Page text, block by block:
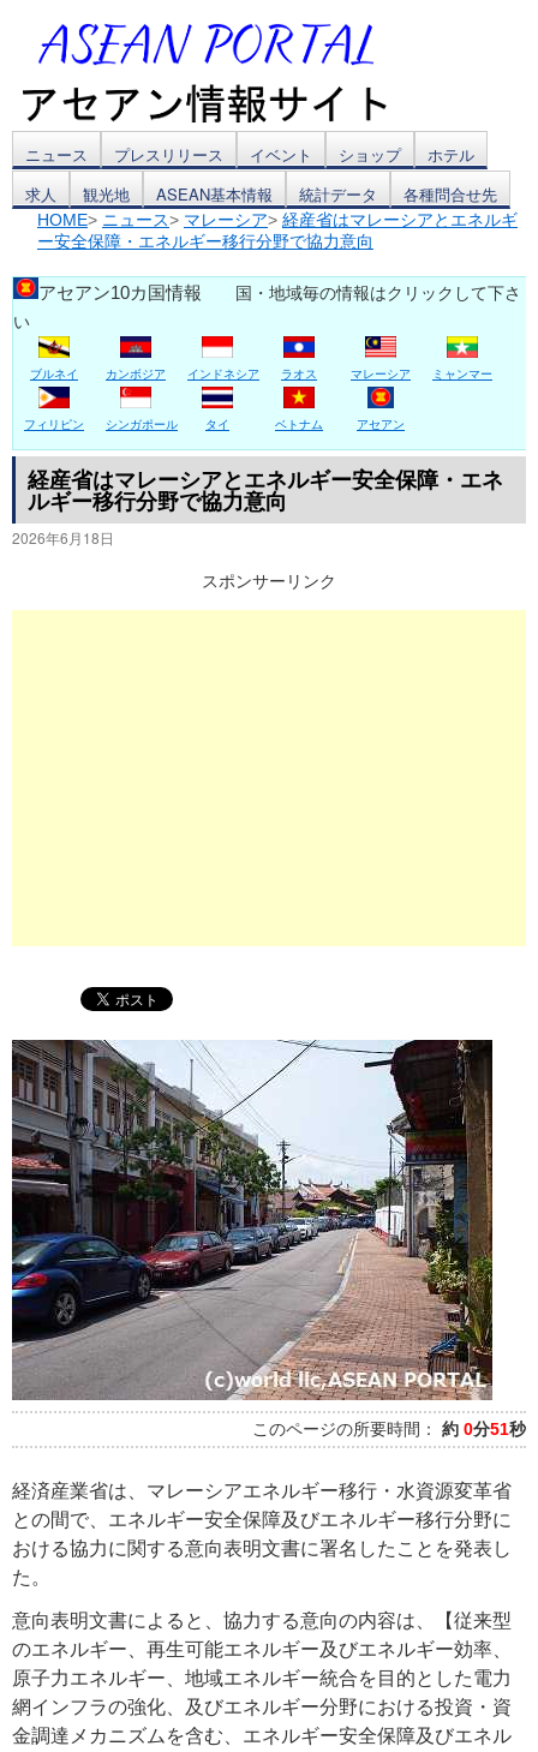
コ
ン
テ
ン
ツ
へ
ス
キ
ッ
ニュース プレスリリース イベント ショップ
ホテル
求人
観光地 ASEAN基本情報 統計データ 各種問合せ先
HOME> ニュース> マレーシア> 経産省はマレーシアとエネルギ
ー安全保障・エネルギー移行分野で協力意向
アセアン10カ国情報 国・地域毎の情報はクリックして下さ
い
ブルネイ カンボジア インドネシア ラオス マレーシア ミャンマー
フィリピン シンガポール タイ ベトナム アセアン
経産省はマレーシアとエネルギー安全保障・エネ
ルギー移行分野で協力意向
2026年6月18日
スポンサーリンク
このページの所要時間： 約 0分51秒
経済産業省は、マレーシアエネルギー移行・水資源変革省
との間で、エネルギー安全保障及びエネルギー移行分野に
おける協力に関する意向表明文書に署名したことを発表し
た。
意向表明文書によると、協力する意向の内容は、【従来型
のエネルギー、再生可能エネルギー及びエネルギー効率、
原子力エネルギー、地域エネルギー統合を目的とした電力
網インフラの強化、及びエネルギー分野における投資・資
金調達メカニズムを含む、エネルギー安全保障及びエネル